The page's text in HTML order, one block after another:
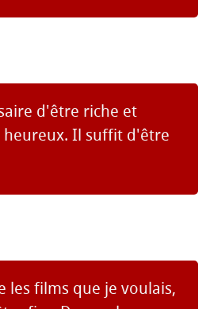
d'être riche et
Il suffit d'être
les films que je voulais,